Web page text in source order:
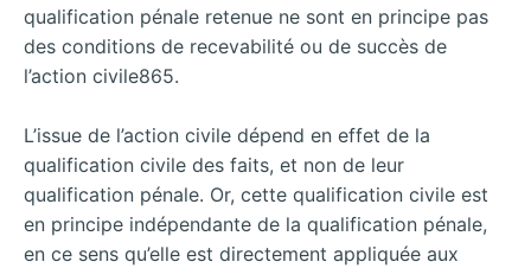
qualification pénale retenue ne sont en principe pas
des conditions de recevabilité ou de succès de
l’action civile865.
L’issue de l’action civile dépend en effet de la
qualification civile des faits, et non de leur
qualification pénale. Or, cette qualification civile est
en principe indépendante de la qualification pénale,
en ce sens qu’elle est directement appliquée aux